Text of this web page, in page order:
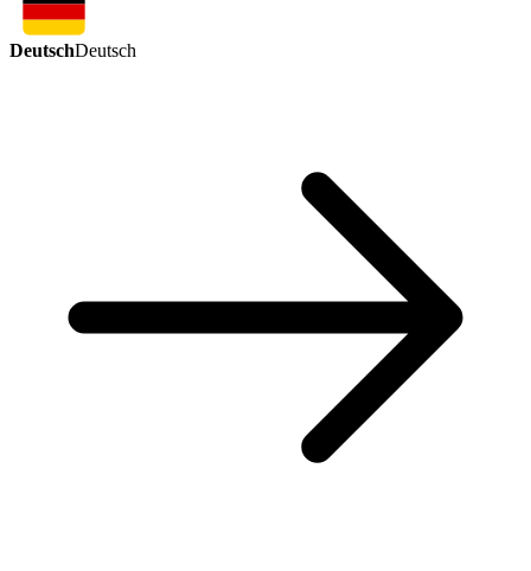
DeutschDeutsch